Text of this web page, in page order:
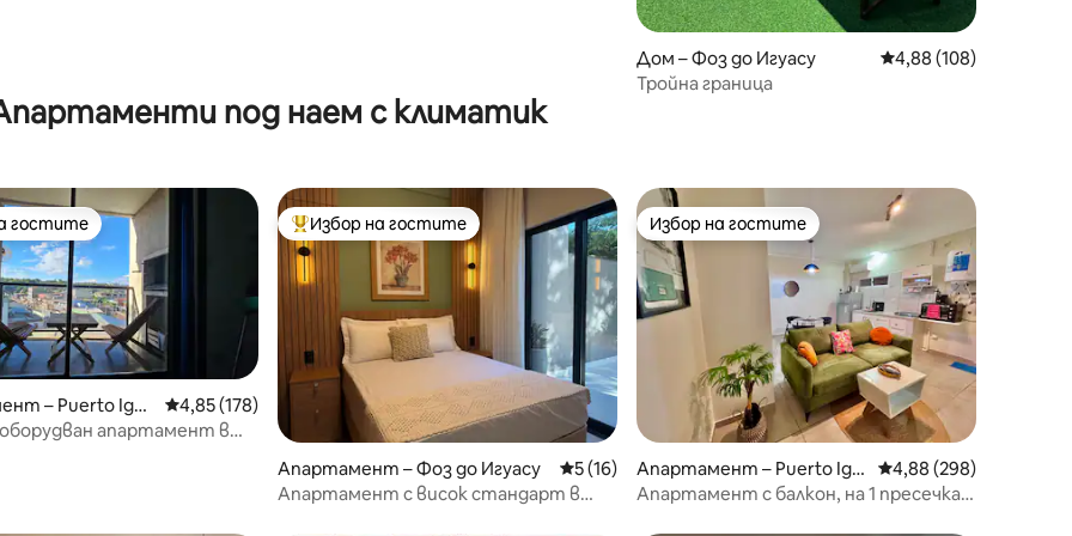
Дом – Фоз до Игуасу Средна оценка: 4,88
4,88 (108)
Тройна граница
под наем с климатик
5, 131 отзива
гостите
гостите
– Puerto Igua
Средна оценка: 4,85 от 5, 178 отзива
4,85 (178)
апартамент в
Най-популярен избор на гостите
Избор на гостите
Апартамент – Фоз до Игуасу Средна оценка: 5 от 5, 16 отзива
5 (16)
Апартамент с висок стандарт в
Избор на гостите
Избор на гостите
Апартамент – Puerto Igu
azú
Средна оценка: 4,88
4,88 (298)
Апартамент с балкон, на 1 пресечка